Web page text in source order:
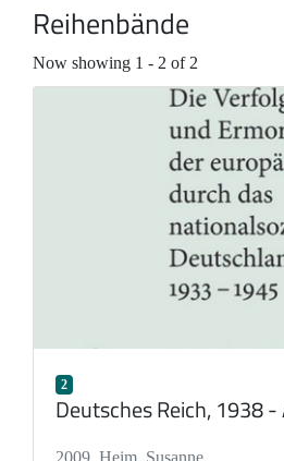
Reihenbände
Now showing 1 - 2 of 2
2
Deutsches Reich, 1938
2009, Heim, Susanne